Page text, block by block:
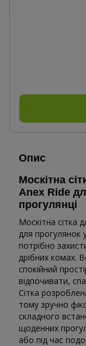
Опис
Москітна
Anex Ride
прогулянці
Москітна сітка
для прогулянок
потрібно
дрібних комах.
спокійний
відпочивати,
Сітка
тому зручно
складного
щоденних
або під час